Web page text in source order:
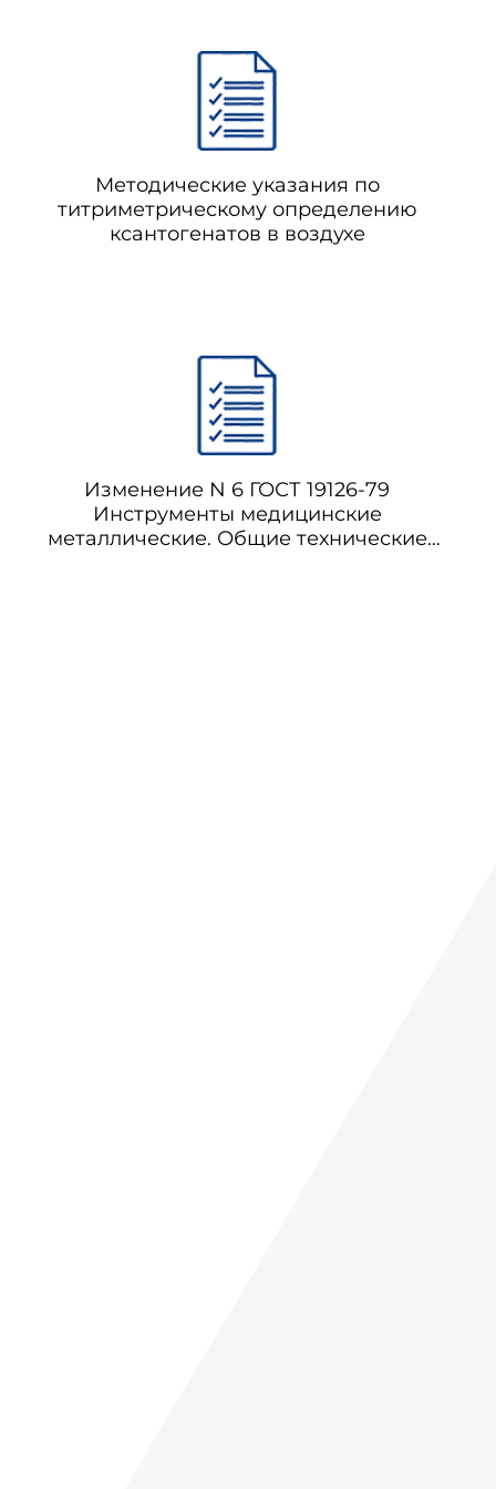
Методические указания по
титриметрическому определению
ксантогенатов в воздухе
Изменение N 6 ГОСТ 19126-79
Инструменты медицинские
металлические. Общие технические